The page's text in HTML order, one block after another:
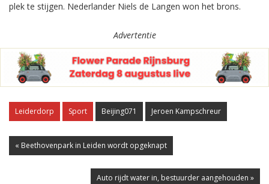
plek te stijgen. Nederlander Niels de Langen won het brons.
Advertentie
Leiderdorp Sport Beijing071 Jeroen Kampschreur
« Beethovenpark in Leiden wordt opgeknapt
Auto rijdt water in, bestuurder aangehouden »